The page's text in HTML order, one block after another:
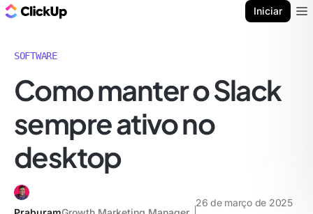
Iniciar
SOFTWARE
Como manter o Slack
sempre ativo no
desktop
26 de março de 2025